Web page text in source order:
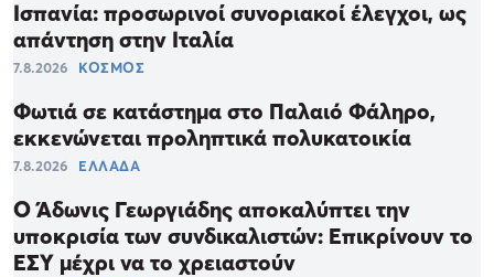
Ισπανία: προσωρινοί συνοριακοί έλεγχοι, ως
απάντηση στην Ιταλία
7.8.2026 ΚΟΣΜΟΣ
Φωτιά σε κατάστημα στο Παλαιό Φάληρο,
εκκενώνεται προληπτικά πολυκατοικία
7.8.2026 ΕΛΛΑΔΑ
Ο Άδωνις Γεωργιάδης αποκαλύπτει την
υποκρισία των συνδικαλιστών: Επικρίνουν το
ΕΣΥ μέχρι να το χρειαστούν